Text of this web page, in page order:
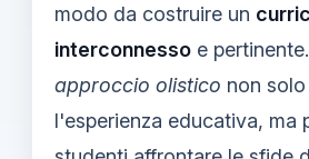
modo da costruire un
interconnesso e pertinente.
approccio olistico non
l'esperienza educativa, ma